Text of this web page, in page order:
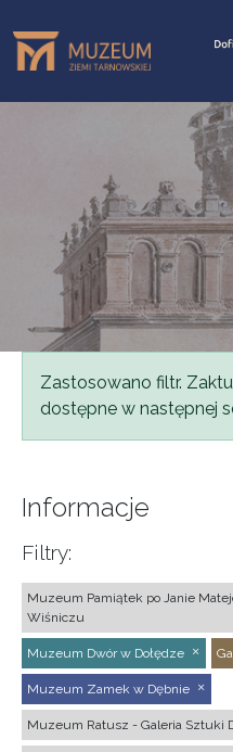
Komunikat
Zastosowano filtr.
dostępne w następnej
Informacje
Filtry:
Muzeum Pamiątek po Janie
Wiśniczu
Muzeum Dwór w Dołędze
Muzeum Zamek w Dębnie
Muzeum Ratusz - Galeria Sztuki